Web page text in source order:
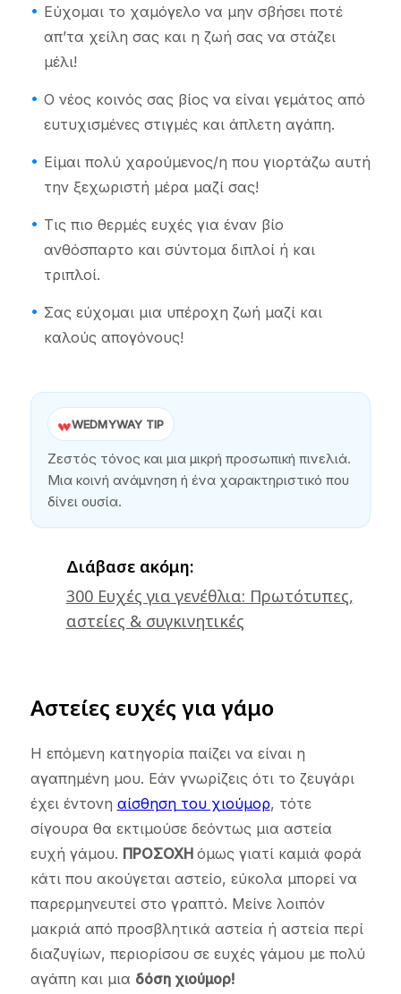
Εύχομαι το χαμόγελο να μην σβήσει ποτέ
απ’τα χείλη σας και η ζωή σας να στάζει
μέλι!
Ο νέος κοινός σας βίος να είναι γεμάτος από
ευτυχισμένες στιγμές και άπλετη αγάπη.
Είμαι πολύ χαρούμενος/η που γιορτάζω αυτή
την ξεχωριστή μέρα μαζί σας!
Τις πιο θερμές ευχές για έναν βίο
ανθόσπαρτο και σύντομα διπλοί ή και
τριπλοί.
Σας εύχομαι μια υπέροχη ζωή μαζί και
καλούς απογόνους!
WEDMYWAY TIP
Ζεστός τόνος και μια μικρή προσωπική πινελιά.
Μια κοινή ανάμνηση ή ένα χαρακτηριστικό που
δίνει ουσία.
Διάβασε ακόμη:
300 Ευχές για γενέθλια: Πρωτότυπες,
αστείες & συγκινητικές
Αστείες ευχές για γάμο
Η επόμενη κατηγορία παίζει να είναι η
αγαπημένη μου. Εάν γνωρίζεις ότι το ζευγάρι
έχει έντονη αίσθηση του χιούμορ, τότε
σίγουρα θα εκτιμούσε δεόντως μια αστεία
ευχή γάμου. ΠΡΟΣΟΧΗ όμως γιατί καμιά φορά
κάτι που ακούγεται αστείο, εύκολα μπορεί να
παρερμηνευτεί στο γραπτό. Μείνε λοιπόν
μακριά από προσβλητικά αστεία ή αστεία περί
διαζυγίων, περιορίσου σε ευχές γάμου με πολύ
αγάπη και μια δόση χιούμορ!